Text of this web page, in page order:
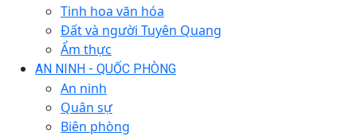
Tinh hoa văn hóa
Đất và người Tuyên Quang
Ẩm thực
AN NINH - QUỐC PHÒNG
An ninh
Quân sự
Biên phòng